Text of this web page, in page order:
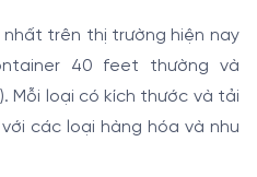
trên thị trường hiện nay
40 feet thường và
Mỗi loại có kích thước và tải
các loại hàng hóa và nhu